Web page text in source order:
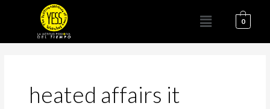
Menú 0
heated affairs it